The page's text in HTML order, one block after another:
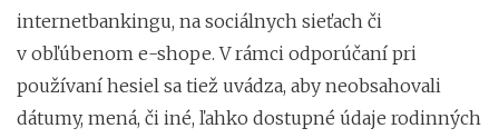
internetbankingu, na sociálnych sieťach či
v obľúbenom e-shope. V rámci odporúčaní pri
používaní hesiel sa tiež uvádza, aby neobsahovali
dátumy, mená, či iné, ľahko dostupné údaje rodinných